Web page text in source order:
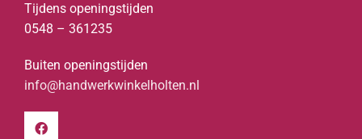
Tijdens openingstijden
0548 – 361235
Buiten openingstijden
info@handwerkwinkelholten.nl